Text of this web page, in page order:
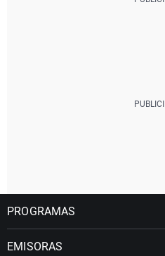
PROGRAMAS
EMISORAS